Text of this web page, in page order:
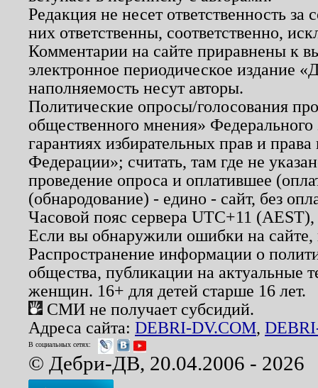
Редакция не несет ответственность
них ответственны, соответственно,
Комментарии на сайте приравнены к
электронное периодическое издание
наполняемость несут авторы.
Политические опросы/голосования
общественного мнения»
гарантиях избирательных прав и
Федерации»; считать, там где не
проведение опроса и оплатившее
(обнародование) - едино - сайт, без
Часовой пояс сервера UTC+11
Если вы обнаружили ошибки на
Распространение информации о
общества, публикации на актуальные
женщин. 16+ для детей старше 16 лет.
СМИ не получает субсидий.
Адреса сайта: DEBRI-DV.COM,
В социальных сетях:
© Дебри-ДВ, 20.04.2006 - 2026